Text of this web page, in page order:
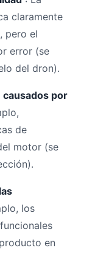
claramente
pero el
error (se
del dron).
causados ​​por
de
motor (se
los
en